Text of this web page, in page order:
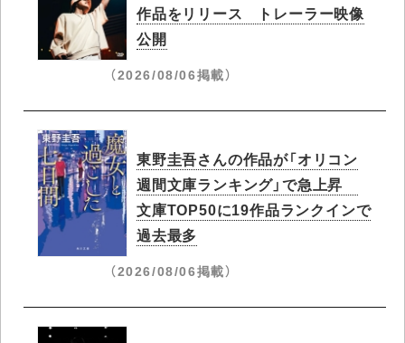
作品をリリース トレーラー映像
公開
（2026/08/06掲載）
東野圭吾さんの作品が「オリコン
週間文庫ランキング」で急上昇​
文庫TOP50に19作品ランクインで
過去最多
（2026/08/06掲載）